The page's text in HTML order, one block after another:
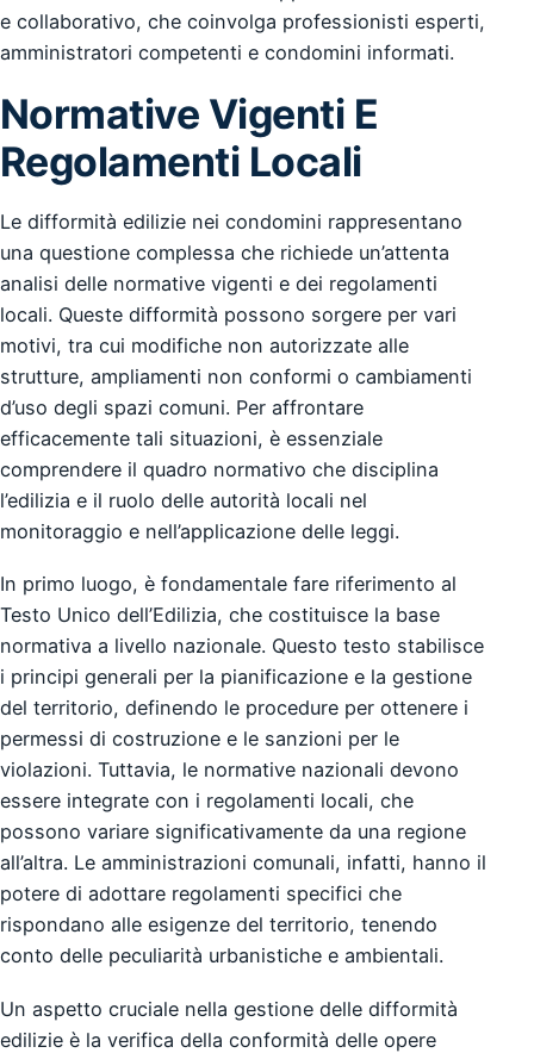
e collaborativo, che coinvolga professionisti esperti,
amministratori competenti e condomini informati.
Normative Vigenti E
Regolamenti Locali
Le difformità edilizie nei condomini rappresentano
una questione complessa che richiede un’attenta
analisi delle normative vigenti e dei regolamenti
locali. Queste difformità possono sorgere per vari
motivi, tra cui modifiche non autorizzate alle
strutture, ampliamenti non conformi o cambiamenti
d’uso degli spazi comuni. Per affrontare
efficacemente tali situazioni, è essenziale
comprendere il quadro normativo che disciplina
l’edilizia e il ruolo delle autorità locali nel
monitoraggio e nell’applicazione delle leggi.
In primo luogo, è fondamentale fare riferimento al
Testo Unico dell’Edilizia, che costituisce la base
normativa a livello nazionale. Questo testo stabilisce
i principi generali per la pianificazione e la gestione
del territorio, definendo le procedure per ottenere i
permessi di costruzione e le sanzioni per le
violazioni. Tuttavia, le normative nazionali devono
essere integrate con i regolamenti locali, che
possono variare significativamente da una regione
all’altra. Le amministrazioni comunali, infatti, hanno il
potere di adottare regolamenti specifici che
rispondano alle esigenze del territorio, tenendo
conto delle peculiarità urbanistiche e ambientali.
Un aspetto cruciale nella gestione delle difformità
edilizie è la verifica della conformità delle opere